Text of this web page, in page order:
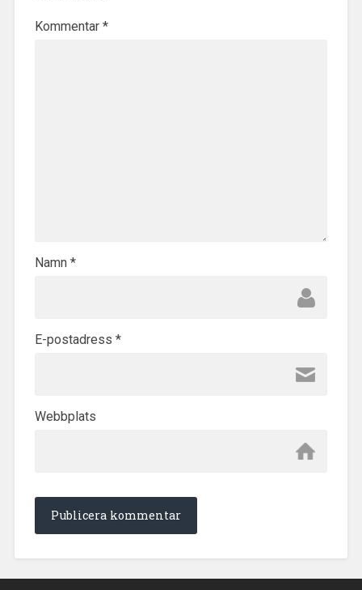
Kommentar *
Namn *
E-postadress *
Webbplats